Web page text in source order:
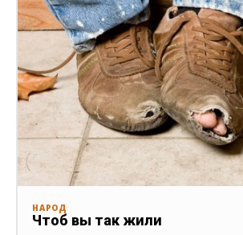
НАРОД
Чтоб вы так жили